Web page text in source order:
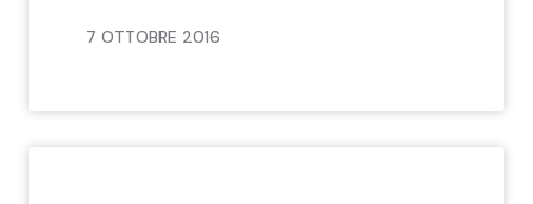
7 OTTOBRE 2016